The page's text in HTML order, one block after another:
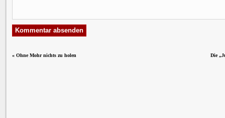
« Ohne Mohr nichts zu holen Die